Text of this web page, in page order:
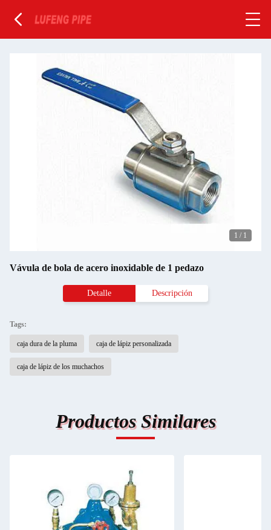
1 / 1
Vávula de bola de acero inoxidable de 1 pedazo
Detalle Descripción
Tags:
caja dura de la pluma caja de lápiz personalizada
caja de lápiz de los muchachos
Productos Similares